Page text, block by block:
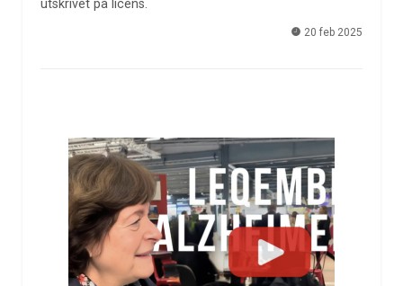
utskrivet på licens.
20 feb 2025